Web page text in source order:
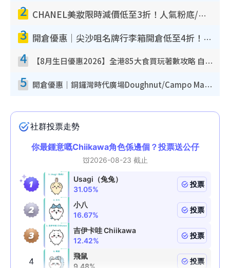
2 CHANEL美妝限時減價低至3折！人氣粉底/唇膏/精華液低至$275！COCO香水都有平
3 開倉優惠｜尖沙咀名牌行李箱開倉低至4折！一連5日 American Tourister/ace./Hallmark $200起！
4 【8月生日優惠2026】全港85大食買玩著數攻略 自助餐/火鍋放題同行免費＋誠品/DONKI送現金券
5 開倉優惠｜銅鑼灣時代廣場Doughnut/Campo Marzio開倉低至1折！背囊、書包、手袋劈價$200起